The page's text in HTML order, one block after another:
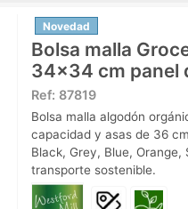
Novedad
Bolsa malla
34x34 cm panel
Ref: 87819
Bolsa malla algodón
capacidad y asas de 36
Black, Grey, Blue,
transporte sostenible.